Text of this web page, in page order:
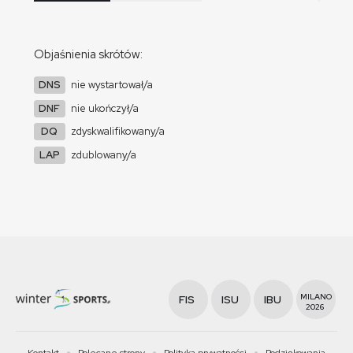
Objaśnienia skrótów:
DNS
nie wystartował/a
DNF
nie ukończył/a
DQ
zdyskwalifikowany/a
LAP
zdublowany/a
FIS ISU IBU
MILANO
2026